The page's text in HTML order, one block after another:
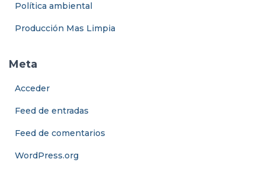
Política ambiental
Producción Mas Limpia
Meta
Acceder
Feed de entradas
Feed de comentarios
WordPress.org